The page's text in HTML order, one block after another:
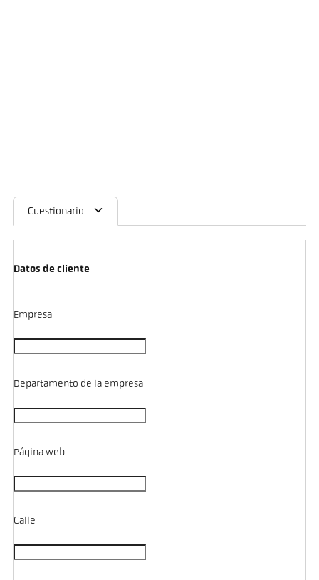
Cuestionario
Datos de cliente
Empresa
Departamento de la empresa
Página web
Calle